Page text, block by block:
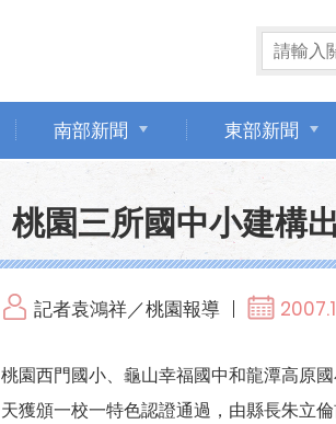
南部新聞 東部新聞
桃園三所國中小建構
記者袁鴻祥／桃園報導
桃園西門國小、龜山幸福國中和龍潭高原
天獲頒一校一特色認證通過，由縣長朱立